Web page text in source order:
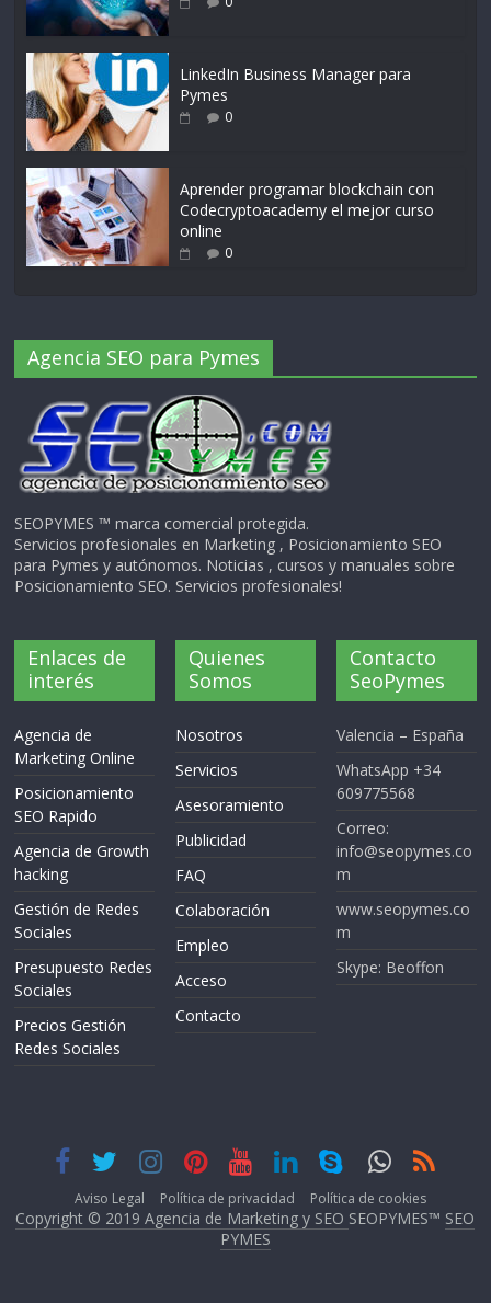
LinkedIn Business Manager para
Pymes
0
Aprender programar blockchain con
Codecryptoacademy el mejor curso
online
0
Agencia SEO para Pymes
SEOPYMES ™ marca comercial protegida.
Servicios profesionales en Marketing , Posicionamiento SEO
para Pymes y autónomos. Noticias , cursos y manuales sobre
Posicionamiento SEO. Servicios profesionales!
Enlaces de
interés
Agencia de
Marketing Online
Posicionamiento
SEO Rapido
Agencia de Growth
hacking
Gestión de Redes
Sociales
Presupuesto Redes
Sociales
Precios Gestión
Redes Sociales
Quienes
Somos
Nosotros
Servicios
Asesoramiento
Publicidad
FAQ
Colaboración
Empleo
Acceso
Contacto
Contacto
SeoPymes
Valencia – España
WhatsApp +34
609775568
Correo:
info@seopymes.co
m
www.seopymes.co
m
Skype: Beoffon
Aviso Legal Política de privacidad Política de cookies
Copyright © 2019 Agencia de Marketing y SEO SEOPYMES™ SEO
PYMES